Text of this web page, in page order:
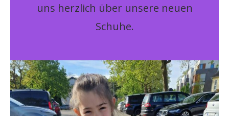
uns herzlich über unsere neuen
Schuhe.